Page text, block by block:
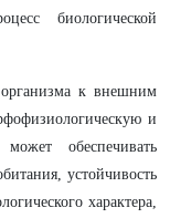
биологической
организма к внешним
и
обеспечивать
устойчивость
характера,